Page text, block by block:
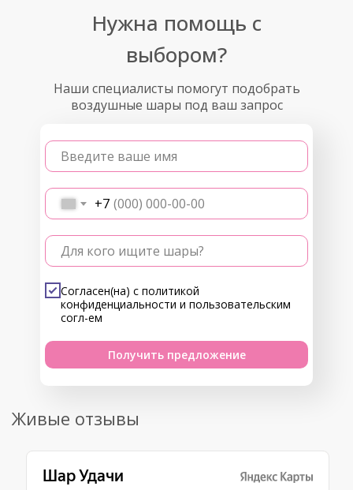
Наши специалисты помогут подобрать
воздушные шары под ваш запрос
Введите ваше имя
+7
Для кого ищите шары?
Согласен(на) с политикой
конфиденциальности и пользовательским
согл-ем
Получить предложение
Нужна помощь с
выбором?
Живые отзывы